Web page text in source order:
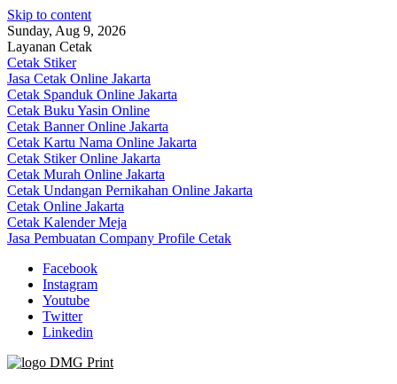
Skip to content
Sunday, Aug 9, 2026
Layanan Cetak
Cetak Stiker
Jasa Cetak Online Jakarta
Cetak Spanduk Online Jakarta
Cetak Buku Yasin Online
Cetak Banner Online Jakarta
Cetak Kartu Nama Online Jakarta
Cetak Stiker Online Jakarta
Cetak Murah Online Jakarta
Cetak Undangan Pernikahan Online Jakarta
Cetak Online Jakarta
Cetak Kalender Meja
Jasa Pembuatan Company Profile Cetak
Facebook
Instagram
Youtube
Twitter
Linkedin